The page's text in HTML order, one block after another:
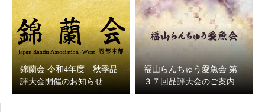
錦蘭会 令和4年度 秋季品
評大会開催のお知らせ…
福山らんちゅう愛魚会 第
３７回品評大会のご案内…